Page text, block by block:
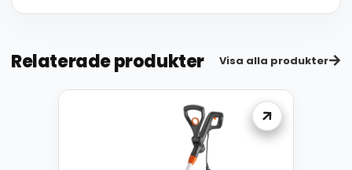
Relaterade produkter Visa alla produkter